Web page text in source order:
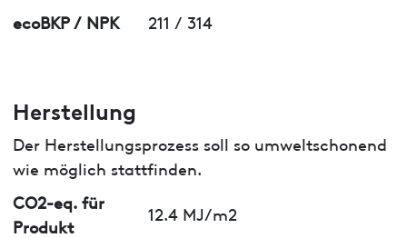
ecoBKP / NPK
211 / 314
Herstellung
Der Herstellungsprozess soll so umweltschonend
wie möglich stattfinden.
CO2-eq. für
Produkt
12.4 MJ/m2